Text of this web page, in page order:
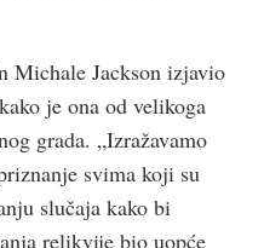
Michale Jackson izjavio
je ona od velikoga
grada. „Izražavamo
svima koji su
slučaja kako bi
relikvije bio uopće